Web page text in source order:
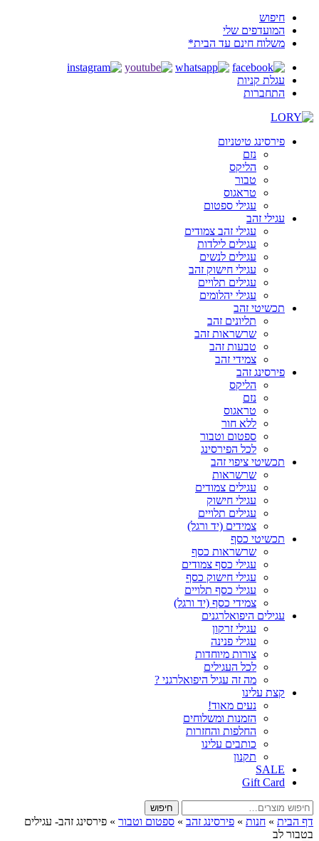
חיפוש
המועדפים שלי
משלוח חינם עד הבית*
עגלת קניות
התחברות
פירסינג טיטניום
נזם
הליקס
טבור
טראגוס
עגילי ספטום
עגילי זהב
עגילי זהב צמודים
עגילים לילדות
עגילים לנשים
עגילי חישוק זהב
עגילים תלויים
עגילי יהלומים
תכשיטי זהב
תליונים זהב
שרשראות זהב
טבעות זהב
צמידי זהב
פירסינג זהב
הליקס
נזם
טראגוס
ללא חור
ספטום וטבור
לכל הפירסינג
תכשיטי ציפוי זהב
שרשראות
עגילים צמודים
עגילי חישוק
עגילים תלויים
צמידים (יד ורגל)
תכשיטי כסף
שרשראות כסף
עגילי כסף צמודים
עגילי חישוק כסף
עגילי כסף תלויים
צמידי כסף (יד ורגל)
עגילים היפואלרגנים
עגילי זרקון
עגילי פנינה
צורות מיוחדות
לכל העגילים
מה זה עגיל היפואלרגני ?
קצת עלינו
נעים מאוד!
הזמנות ומשלוחים
החלפות והחזרות
כותבים עלינו
תקנון
SALE
Gift Card
חיפוש
עבור:
חיפוש
דף הבית » חנות » פירסינג זהב » ספטום וטבור » פירסינג זהב- עגילים
בטבור לב